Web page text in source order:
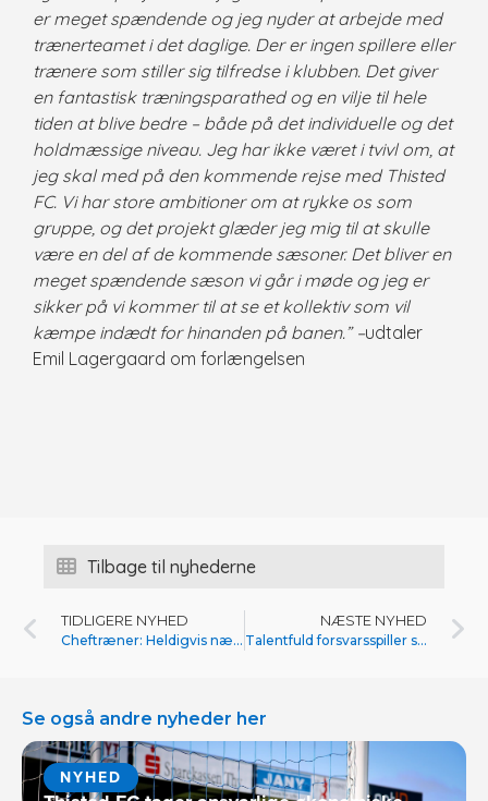
er meget spændende og jeg nyder at arbejde med
trænerteamet i det daglige. Der er ingen spillere eller
trænere som stiller sig tilfredse i klubben. Det giver
en fantastisk træningsparathed og en vilje til hele
tiden at blive bedre – både på det individuelle og det
holdmæssige niveau. Jeg har ikke været i tvivl om, at
jeg skal med på den kommende rejse med Thisted
FC. Vi har store ambitioner om at rykke os som
gruppe, og det projekt glæder jeg mig til at skulle
være en del af de kommende sæsoner. Det bliver en
meget spændende sæson vi går i møde og jeg er
sikker på vi kommer til at se et kollektiv som vil
kæmpe indædt for hinanden på banen.” –udtaler
Emil Lagergaard om forlængelsen
Tilbage til nyhederne
TIDLIGERE NYHED
Cheftræner: Heldigvis næsten samme trup
NÆSTE NYHED
Talentfuld forsvarsspiller skriver kontrakt med FC Thy – Thisted Q
Se også andre nyheder her
NYHED